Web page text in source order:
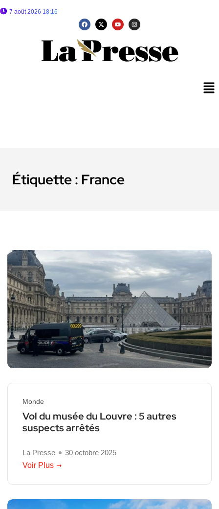
7 août 2026 18:16
Étiquette : France
Monde
Vol du musée du Louvre : 5 autres
suspects arrêtés
La Presse
30 octobre 2025
Voir Plus